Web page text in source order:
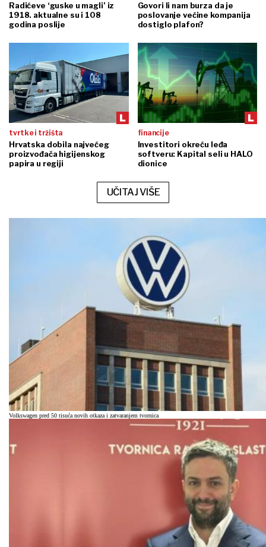
Radićeve ‘guske u magli’ iz
1918. aktualne su i 108
godina poslije
Govori li nam burza da je
poslovanje većine kompanija
dostiglo plafon?
tvrtke i tržišta
Hrvatska dobila najvećeg
proizvođača higijenskog
papira u regiji
financije
Investitori okreću leđa
softveru: Kapital seli u HALO
dionice
UČITAJ VIŠE
Volkswagen pred 50 tisuća novih otkaza i zatvaranjem tvornica